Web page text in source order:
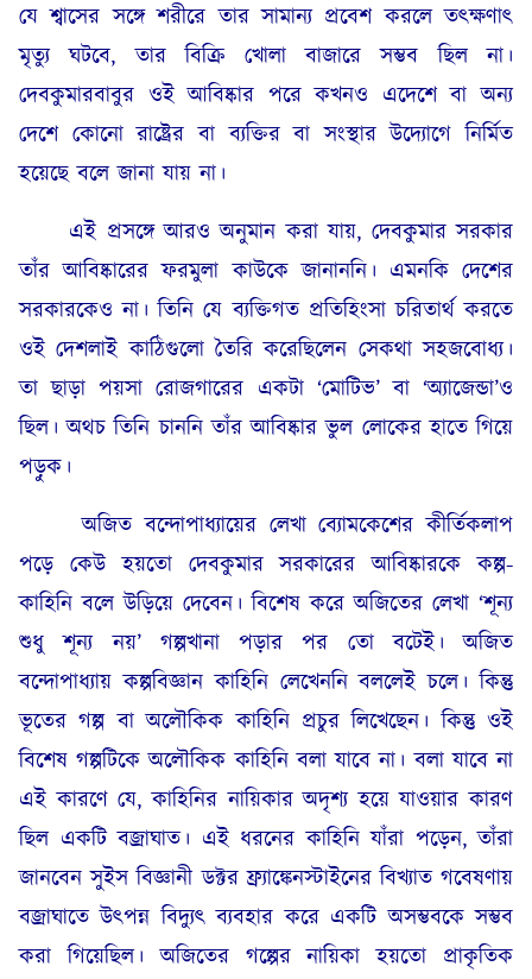
যে শ্বাসের সঙ্গে শরীরে তার সামান্য প্রবেশ করলে তৎক্ষণাৎ
মৃত্যু ঘটবে, তার বিক্রি খোলা বাজারে সম্ভব ছিল না।
দেবকুমারবাবুর ওই আবিষ্কার পরে কখনও এদেশে বা অন্য
দেশে কোনো রাষ্ট্রের বা ব্যক্তির বা সংস্থার উদ্যোগে নির্মিত
হয়েছে বলে জানা যায় না।
এই প্রসঙ্গে আরও অনুমান করা যায়, দেবকুমার সরকার
তাঁর আবিষ্কারের ফরমুলা কাউকে জানাননি। এমনকি দেশের
সরকারকেও না। তিনি যে ব্যক্তিগত প্রতিহিংসা চরিতার্থ করতে
ওই দেশলাই কাঠিগুলো তৈরি করেছিলেন সেকথা সহজবোধ্য।
তা ছাড়া পয়সা রোজগারের একটা ‘মোটিভ’ বা ‘অ্যাজেন্ডা’ও
ছিল। অথচ তিনি চাননি তাঁর আবিষ্কার ভুল লোকের হাতে গিয়ে
পড়ুক।
অজিত বন্দোপাধ্যায়ের লেখা ব্যোমকেশের কীর্তিকলাপ
পড়ে কেউ হয়তো দেবকুমার সরকারের আবিষ্কারকে কল্প-
কাহিনি বলে উড়িয়ে দেবেন। বিশেষ করে অজিতের লেখা ‘শূন্য
শুধু শূন্য নয়’ গল্পখানা পড়ার পর তো বটেই। অজিত
বন্দোপাধ্যায় কল্পবিজ্ঞান কাহিনি লেখেননি বললেই চলে। কিন্তু
ভূতের গল্প বা অলৌকিক কাহিনি প্রচুর লিখেছেন। কিন্তু ওই
বিশেষ গল্পটিকে অলৌকিক কাহিনি বলা যাবে না। বলা যাবে না
এই কারণে যে, কাহিনির নায়িকার অদৃশ্য হয়ে যাওয়ার কারণ
ছিল একটি বজ্রাঘাত। এই ধরনের কাহিনি যাঁরা পড়েন, তাঁরা
জানবেন সুইস বিজ্ঞানী ডক্টর ফ্র্যাঙ্কেনস্টাইনের বিখ্যাত গবেষণায়
বজ্রাঘাতে উৎপন্ন বিদ্যুৎ ব্যবহার করে একটি অসম্ভবকে সম্ভব
করা গিয়েছিল। অজিতের গল্পের নায়িকা হয়তো প্রাকৃতিক